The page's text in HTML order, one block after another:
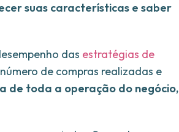
suas características e saber
das estratégias de
de compras realizadas e
de toda a operação do negócio,